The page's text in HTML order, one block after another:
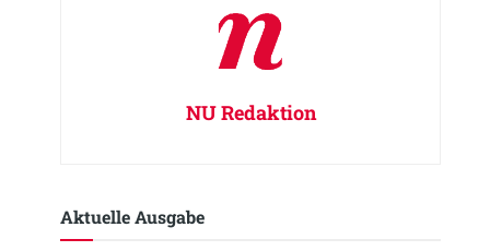
NU Redaktion
Aktuelle Ausgabe​